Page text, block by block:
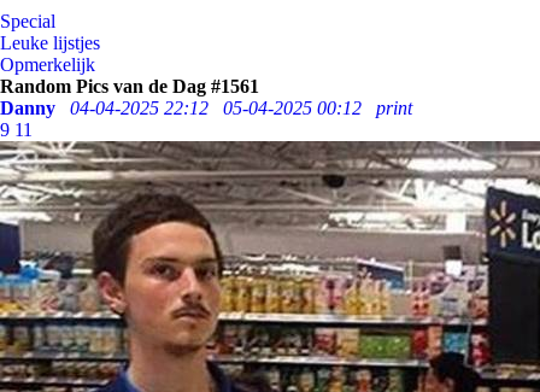
Special
Leuke lijstjes
Opmerkelijk
Random Pics van de Dag #1561
Danny
04-04-2025 22:12 05-04-2025 00:12
print
9 11